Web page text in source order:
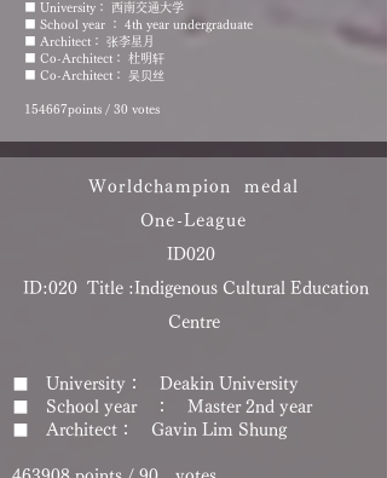
■ University： 西南交通大学
■ School year ： 4th year undergraduate
■ Architect： 张李星月
■ Co-Architect： 杜明轩
■ Co-Architect： 吴贝丝
154667points / 30 votes
Worldchampion medal
One-League
ID020 ​
ID:020 Title :Indigenous Cultural Education
Centre
■ University： Deakin University
■ School year ： Master 2nd year
■ Architect： Gavin Lim Shung